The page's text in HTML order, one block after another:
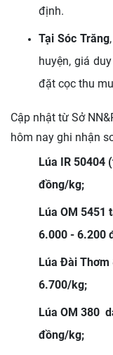
định.
Tại Sóc Trăng
huyện, giá
đặt cọc thu
Cập nhật từ Sở
hôm nay ghi nhận
Lúa IR 50404
đồng/kg;
Lúa OM 5451
6.000 - 6.200
Lúa Đài
6.700/kg;
Lúa OM 380
đồng/kg;